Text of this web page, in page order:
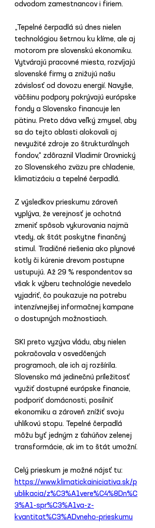
odvodom zamestnancov i firiem.
„Tepelné čerpadlá sú dnes nielen
technológiou šetrnou ku klíme, ale aj
motorom pre slovenskú ekonomiku.
Vytvárajú pracovné miesta, rozvíjajú
slovenské firmy a znižujú našu
závislosť od dovozu energií. Navyše,
väčšinu podpory pokrývajú európske
fondy a Slovensko financuje len
pätinu. Preto dáva veľký zmysel, aby
sa do tejto oblasti alokovali aj
nevyužité zdroje zo štrukturálnych
fondov,“ zdôraznil Vladimír Orovnický
zo Slovenského zväzu pre chladenie,
klimatizáciu a tepelné čerpadlá.
Z výsledkov prieskumu zároveň
vyplýva, že verejnosť je ochotná
zmeniť spôsob vykurovania najmä
vtedy, ak štát poskytne finančný
stimul. Tradičné riešenia ako plynové
kotly či kúrenie drevom postupne
ustupujú. Až 29 % respondentov sa
však k výberu technológie nevedelo
vyjadriť, čo poukazuje na potrebu
intenzívnejšej informačnej kampane
o dostupných možnostiach.
SKI preto vyzýva vládu, aby nielen
pokračovala v osvedčených
programoch, ale ich aj rozšírila.
Slovensko má jedinečnú príležitosť
využiť dostupné európske financie,
podporiť domácnosti, posilniť
ekonomiku a zároveň znížiť svoju
uhlíkovú stopu. Tepelné čerpadlá
môžu byť jedným z ťahúňov zelenej
transformácie, ak im to štát umožní.
Celý prieskum je možné nájsť tu:
https://www.klimatickainiciativa.sk/p
ublikacia/z%C3%A1vere%C4%8Dn%C
3%A1-spr%C3%A1va-z-
kvantitat%C3%ADvneho-prieskumu